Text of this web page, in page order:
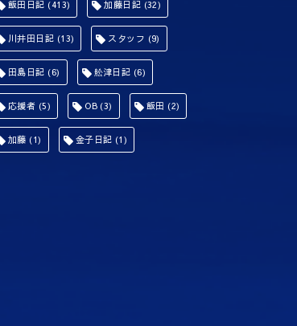
飯田日記 (413) 加藤日記 (32)
川井田日記 (13) スタッフ (9)
田島日記 (6) 舩津日記 (6)
応援者 (5) OB(3) 飯田 (2)
加藤 (1) 金子日記 (1)